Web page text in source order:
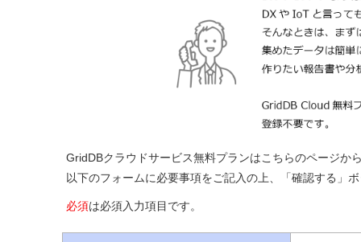
GridDBクラウドサービス無料プランはこちらのページか
以下のフォームに必要事項をご記入の上、「確認する」
必須は必須入力項目です。